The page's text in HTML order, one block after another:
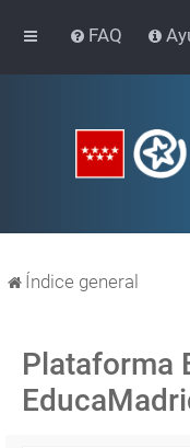
FAQ
Índice general
Plataforma